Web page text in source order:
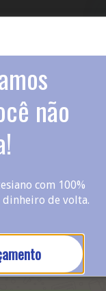
não
com 100%
de volta.
que a
sua